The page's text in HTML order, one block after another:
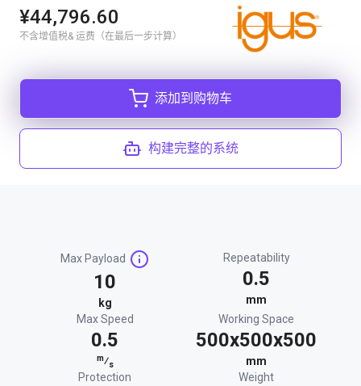
¥44,796.60
不含增值税& 运费（在最后一步计算）
添加到购物车
构建完整的系统
Max Payload
10
kg
Repeatability
0.5
mm
Max Speed
0.5
m⁄s
Working Space
500x500x500
mm
Protection
Weight